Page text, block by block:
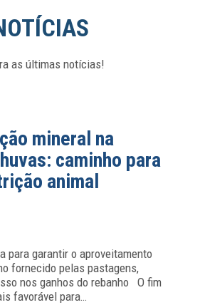
as últimas notícias!
mineral na
caminho para
animal
para garantir o aproveitamento
fornecido pelas pastagens,
nos ganhos do rebanho O fim
favorável para…